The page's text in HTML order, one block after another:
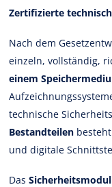
Zertifizierte
Nach dem
einzeln, vollständig,
einem
technische
Bestandteilen
und digitale
DasSicherheitsmodul